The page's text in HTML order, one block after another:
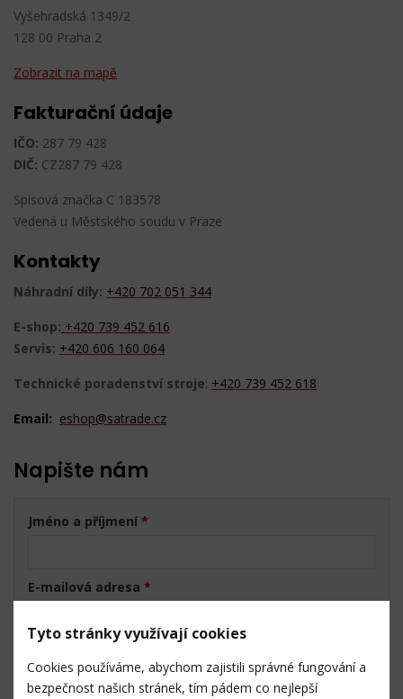
Vyšehradská 1349/2
128 00 Praha 2
Zobrazit na mapě
Fakturační údaje
IČO: 287 79 428
DIČ: CZ287 79 428
Spisová značka C 183578
Vedená u Městského soudu v Praze
Kontakty
Náhradní díly: +420 702 051 344
E-shop: +420 739 452 616
Servis: +420 606 160 064
Technické poradenství stroje: +420 739 452 618
Email: eshop@satrade.cz
Napište nám
Jméno a příjmení *
E-mailová adresa *
Tyto stránky využívají cookies
Cookies používáme, abychom zajistili správné fungování a
bezpečnost našich stránek, tím pádem co nejlepší